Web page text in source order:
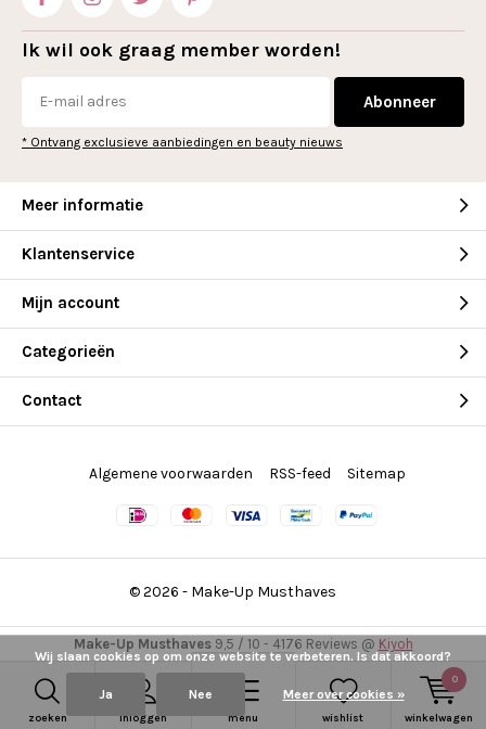
zoeken inloggen menu wishlist winkelwagen
0
Ik wil ook graag member worden!
Abonneer
* Ontvang exclusieve aanbiedingen en beauty nieuws
Meer informatie
Klantenservice
Mijn account
Categorieën
Contact
© 2026 - Make-Up Musthaves
Algemene voorwaarden RSS-feed Sitemap
Make-Up Musthaves9,5 / 10 - 4176 Reviews @ Kiyoh
Wij slaan cookies op om onze website te verbeteren. Is dat akkoord?
Ja Nee Meer over cookies »